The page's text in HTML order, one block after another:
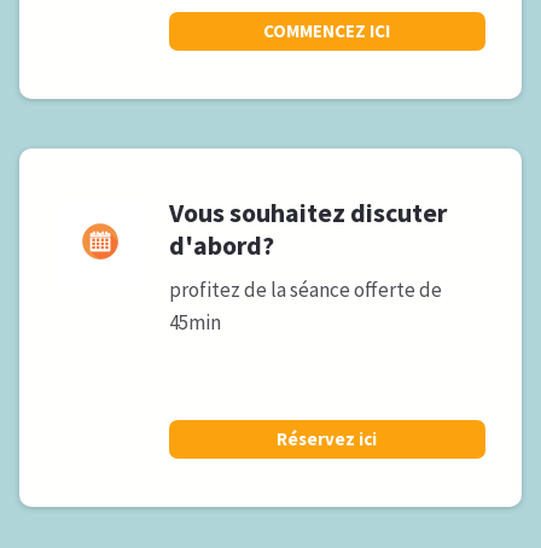
COMMENCEZ ICI
Vous souhaitez discuter
d'abord?
profitez de la séance offerte de
45min
Réservez ici